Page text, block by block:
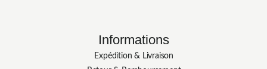
Informations
Expédition & Livraison